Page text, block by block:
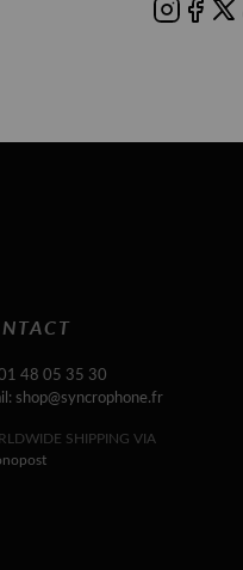
48 05 35 30
shop@syncrophone.fr
SHIPPING VIA